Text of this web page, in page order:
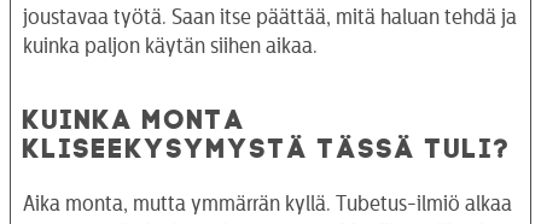
joustavaa työtä. Saan itse päättää, mitä haluan tehdä ja
kuinka paljon käytän siihen aikaa.
KUINKA MONTA
KLISEEKYSYMYSTÄ TÄSSÄ TULI?
Aika monta, mutta ymmärrän kyllä. Tubetus-ilmiö alkaa